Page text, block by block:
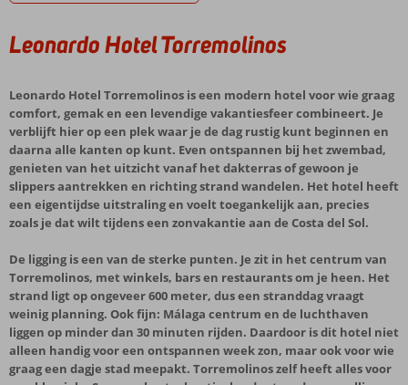
Leonardo Hotel Torremolinos
Leonardo Hotel Torremolinos is een modern hotel voor wie graag
comfort, gemak en een levendige vakantiesfeer combineert. Je
verblijft hier op een plek waar je de dag rustig kunt beginnen en
daarna alle kanten op kunt. Even ontspannen bij het zwembad,
genieten van het uitzicht vanaf het dakterras of gewoon je
slippers aantrekken en richting strand wandelen. Het hotel heeft
een eigentijdse uitstraling en voelt toegankelijk aan, precies
zoals je dat wilt tijdens een zonvakantie aan de Costa del Sol.
De ligging is een van de sterke punten. Je zit in het centrum van
Torremolinos, met winkels, bars en restaurants om je heen. Het
strand ligt op ongeveer 600 meter, dus een stranddag vraagt
weinig planning. Ook fijn: Málaga centrum en de luchthaven
liggen op minder dan 30 minuten rijden. Daardoor is dit hotel niet
alleen handig voor een ontspannen week zon, maar ook voor wie
graag een dagje stad meepakt. Torremolinos zelf heeft alles voor